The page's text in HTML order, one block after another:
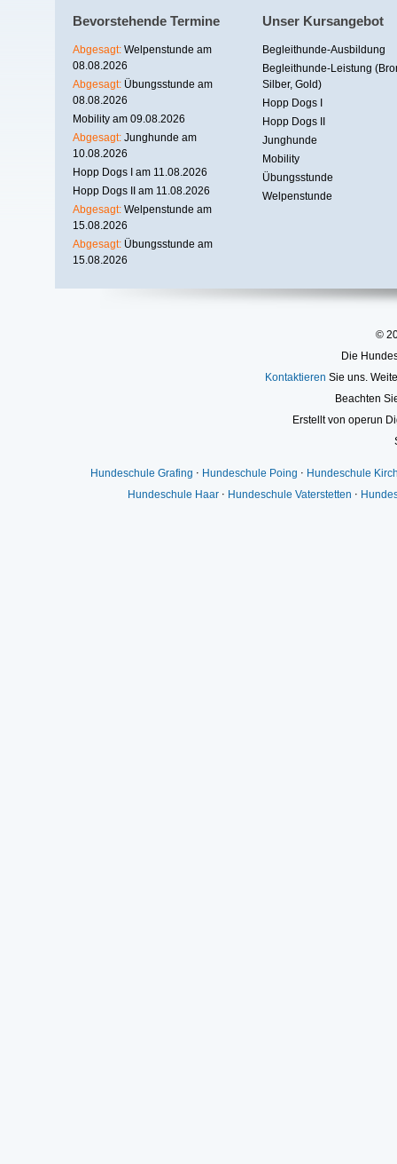
Bevorstehende Termine
Abgesagt: Welpenstunde am
08.08.2026
Abgesagt: Übungsstunde am
08.08.2026
Mobility am 09.08.2026
Abgesagt: Junghunde am
10.08.2026
Hopp Dogs I am 11.08.2026
Hopp Dogs II am 11.08.2026
Abgesagt: Welpenstunde am
15.08.2026
Abgesagt: Übungsstunde am
15.08.2026
Unser Kursangebot
Begleithunde-Ausbildung
Begleithunde-Leistung
Silber, Gold)
Hopp Dogs I
Hopp Dogs II
Junghunde
Mobility
Übungsstunde
Welpenstunde
©
Die
Kontaktieren Sie uns.
Beachten
Erstellt von operun
Hundeschule Grafing ⋅ Hundeschule Poing ⋅ Hundeschule
Hundeschule Haar ⋅ Hundeschule Vaterstetten ⋅